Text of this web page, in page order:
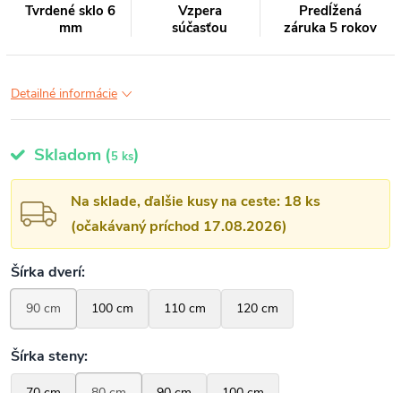
Tvrdené sklo 6
mm
Vzpera
súčasťou
Predĺžená
záruka 5 rokov
Detailné informácie
Skladom (5 ks)
Na sklade, ďalšie kusy na ceste: 18 ks
(očakávaný príchod 17.08.2026)